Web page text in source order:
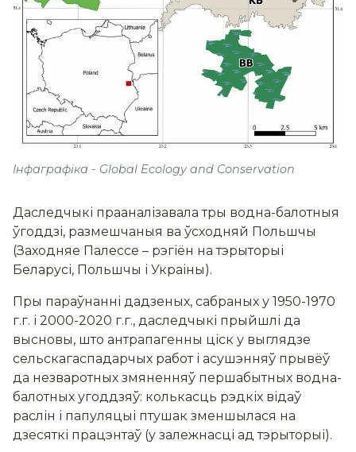
Інфаграфіка - Global Ecology and Conservation
Даследчыкі прааналізавала тры водна-балотныя
ўгоддзі, размешчаныя ва ўсходняй Польшчы
(Заходняе Палессе – рэгіён на тэрыторыі
Беларусі, Польшчы і Украіны).
Пры параўнанні дадзеных, сабраных у 1950-1970
г.г. і 2000-2020 г.г., даследчыкі прыйшлі да
высновы, што антрапагенны ціск у выглядзе
сельскагаспадарчых работ і асушэнняў прывёў
да незваротных змяненняў першабытных водна-
балотных угоддзяў: колькасць рэдкіх відаў
раслін і папуляцыі птушак зменшылася на
дзесяткі працэнтаў (у залежнасці ад тэрыторыі).